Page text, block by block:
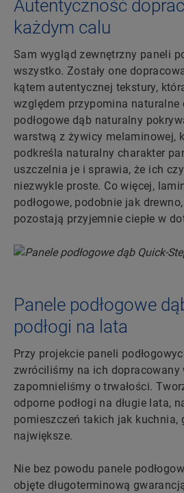
Autentyczność
każdym calu
Sam wygląd zewnętrzny paneli
wszystko. Zostały one
kątem autentycznej tekstury,
względem przypomina naturalne
podłogowe dąb naturalny
warstwą z żywicy melaminowej,
podkreśla naturalny charakter
uszczelnia je i sprawia, że ich
niezwykle proste. Co więcej,
podłogowe, podobnie jak
pozostają przyjemnie ciepłe w
Panele podłogowe
podłogi na lata
Przy projekcie paneli
zwróciliśmy na ich dopracowany
zapomnieliśmy o trwałości.
odporne podłogi na długie lata,
pomieszczeń takich jak kuchnia,
największe.
Nie bez powodu panele
objęte długoterminową